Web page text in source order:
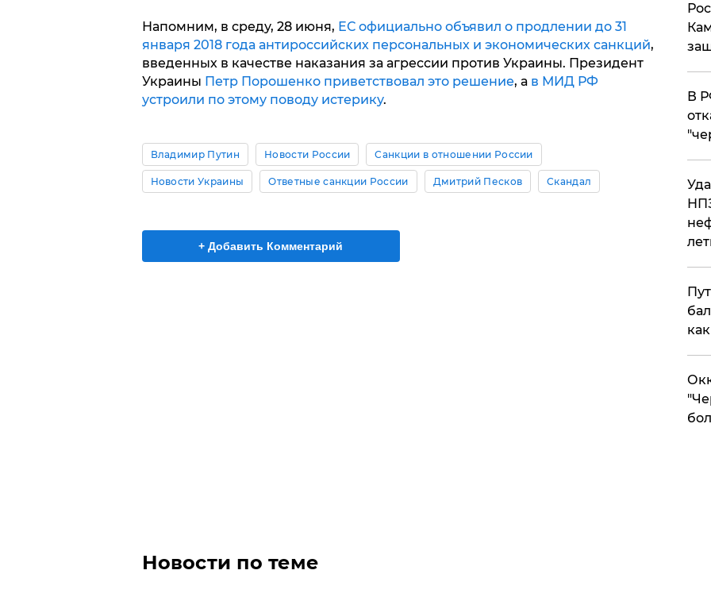
Напомним, в среду, 28 июня, ЕС официально объявил о продлении до 31
января 2018 года антироссийских персональных и экономических санкций,
введенных в качестве наказания за агрессии против Украины. Президент
Украины Петр Порошенко приветствовал это решение, а в МИД РФ
устроили по этому поводу истерику.
Владимир Путин Новости России Санкции в отношении России
Новости Украины Ответные санкции России Дмитрий Песков Скандал
+ Добавить Комментарий
Новости по теме
​В